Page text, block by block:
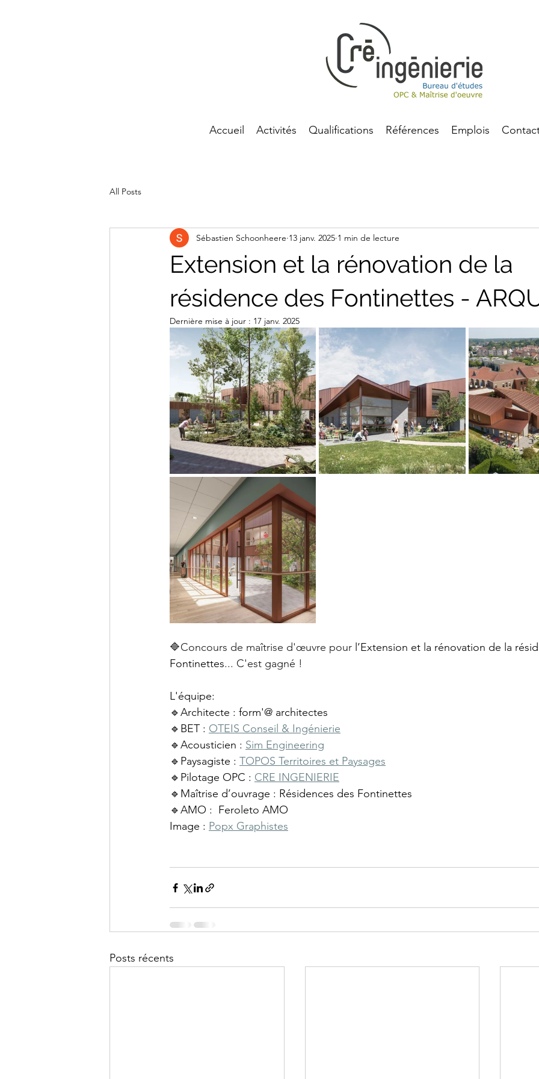
Accueil Activités Qualifications Références Emplois
All Posts
Extension et la rénovation de la
résidence des Fontinettes -
Sébastien Schoonheere 13 janv. 2025 1 min de lecture
Dernière mise à jour : 17 janv. 2025
🔷Concours de maîtrise d'œuvre pour l’Extension et la rénovation de la
Fontinettes... C'est gagné !
L'équipe:
🔹Architecte : form'@ architectes
🔹BET : OTEIS Conseil & Ingénierie
🔹Acousticien : Sim Engineering
🔹Paysagiste : TOPOS Territoires et Paysages
🔹Pilotage OPC : CRE INGENIERIE
🔹Maîtrise d’ouvrage : Résidences des Fontinettes
🔹AMO :  Feroleto AMO
Image : Popx Graphistes
Posts récents